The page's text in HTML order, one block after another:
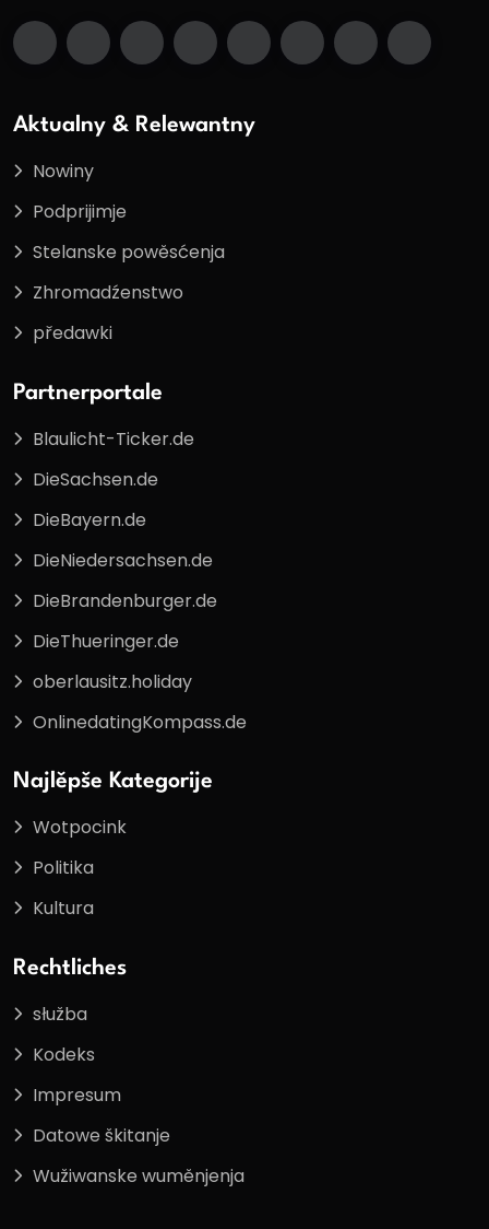
Aktualny & Relewantny
Nowiny
Podprijimje
Stelanske powěsćenja
Zhromadźenstwo
předawki
Partnerportale
Blaulicht-Ticker.de
DieSachsen.de
DieBayern.de
DieNiedersachsen.de
DieBrandenburger.de
DieThueringer.de
oberlausitz.holiday
OnlinedatingKompass.de
Najlěpše Kategorije
Wotpocink
Politika
Kultura
Rechtliches
słužba
Kodeks
Impresum
Datowe škitanje
Wužiwanske wuměnjenja